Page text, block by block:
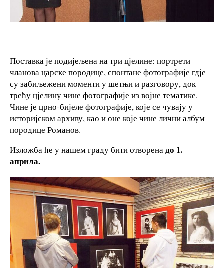
Поставка је подијељена на три цјелине: портрети
чланова царске породице, спонтане фотографије гдје
су забиљежени моменти у шетњи и разговору, док
трећу цјелину чине фотографије из војне тематике.
Чине је црно-бијеле фотографије, које се чувају у
историјском архиву, као и оне које чине лични албум
породице Романов.
Изложба ће у нашем граду бити отворена до 1.
априла.